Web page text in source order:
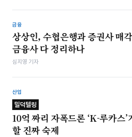
금융
상상인, 수협은행과 증권사 매
금융사 다 정리하나
심지영 기자
산업
밀덕텔링
10억 짜리 자폭드론 ‘K-루카스’
할 진짜 숙제